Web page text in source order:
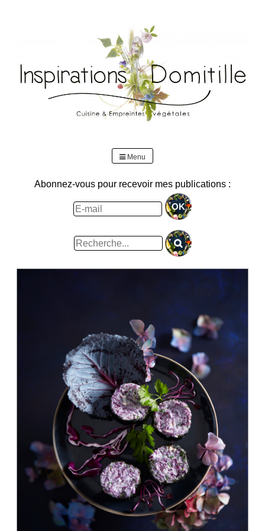
Skip
to
content
Menu
Abonnez-vous pour recevoir mes publications :
Rechercher
: